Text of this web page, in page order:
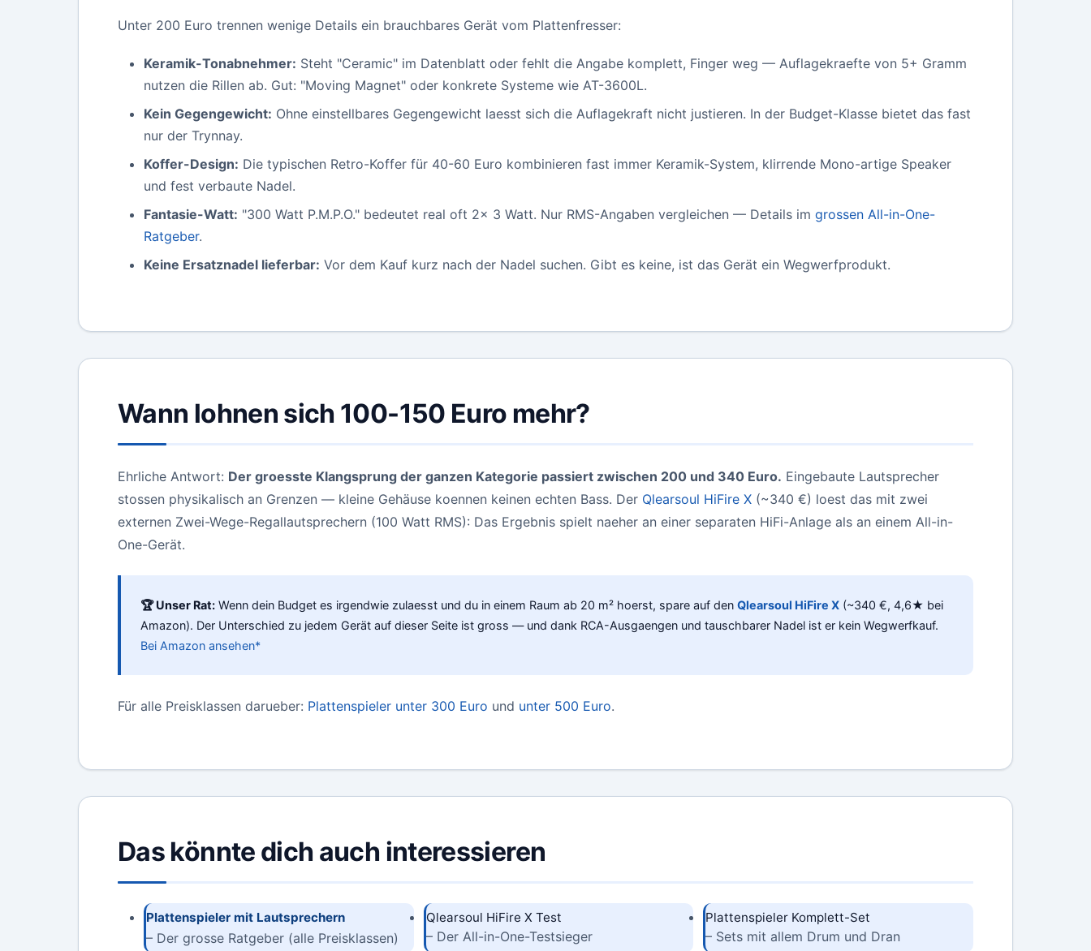
Unter 200 Euro trennen wenige Details ein brauchbares Gerät vom Plattenfresser:
Keramik-Tonabnehmer: Steht "Ceramic" im Datenblatt oder fehlt die Angabe komplett, Finger weg — Auflagekraefte von 5+ Gramm
nutzen die Rillen ab. Gut: "Moving Magnet" oder konkrete Systeme wie AT-3600L.
Kein Gegengewicht: Ohne einstellbares Gegengewicht laesst sich die Auflagekraft nicht justieren. In der Budget-Klasse bietet das fast
nur der Trynnay.
Koffer-Design: Die typischen Retro-Koffer für 40-60 Euro kombinieren fast immer Keramik-System, klirrende Mono-artige Speaker
und fest verbaute Nadel.
Fantasie-Watt: "300 Watt P.M.P.O." bedeutet real oft 2x 3 Watt. Nur RMS-Angaben vergleichen — Details im grossen All-in-One-
Ratgeber.
Keine Ersatznadel lieferbar: Vor dem Kauf kurz nach der Nadel suchen. Gibt es keine, ist das Gerät ein Wegwerfprodukt.
Wann lohnen sich 100-150 Euro mehr?
Ehrliche Antwort: Der groesste Klangsprung der ganzen Kategorie passiert zwischen 200 und 340 Euro. Eingebaute Lautsprecher
stossen physikalisch an Grenzen — kleine Gehäuse koennen keinen echten Bass. Der Qlearsoul HiFire X (~340 €) loest das mit zwei
externen Zwei-Wege-Regallautsprechern (100 Watt RMS): Das Ergebnis spielt naeher an einer separaten HiFi-Anlage als an einem All-in-
One-Gerät.
🏆 Unser Rat: Wenn dein Budget es irgendwie zulaesst und du in einem Raum ab 20 m² hoerst, spare auf den Qlearsoul HiFire X (~340 €, 4,6★ bei
Amazon). Der Unterschied zu jedem Gerät auf dieser Seite ist gross — und dank RCA-Ausgaengen und tauschbarer Nadel ist er kein Wegwerfkauf.
Bei Amazon ansehen*
Für alle Preisklassen darueber: Plattenspieler unter 300 Euro und unter 500 Euro.
Das könnte dich auch interessieren
Plattenspieler mit Lautsprechern
– Der grosse Ratgeber (alle Preisklassen)
Qlearsoul HiFire X Test
– Der All-in-One-Testsieger
Plattenspieler Komplett-Set
– Sets mit allem Drum und Dran